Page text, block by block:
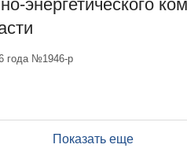
энергетического
года №1946-р
Показать еще